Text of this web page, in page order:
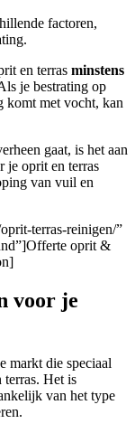
factoren,
en terras minstens
je bestrating op
komt met vocht, kan
gaat, is het aan
je oprit en terras
van vuil en
terras-reinigen/”
oprit &
voor je
markt die speciaal
terras. Het is
van het type